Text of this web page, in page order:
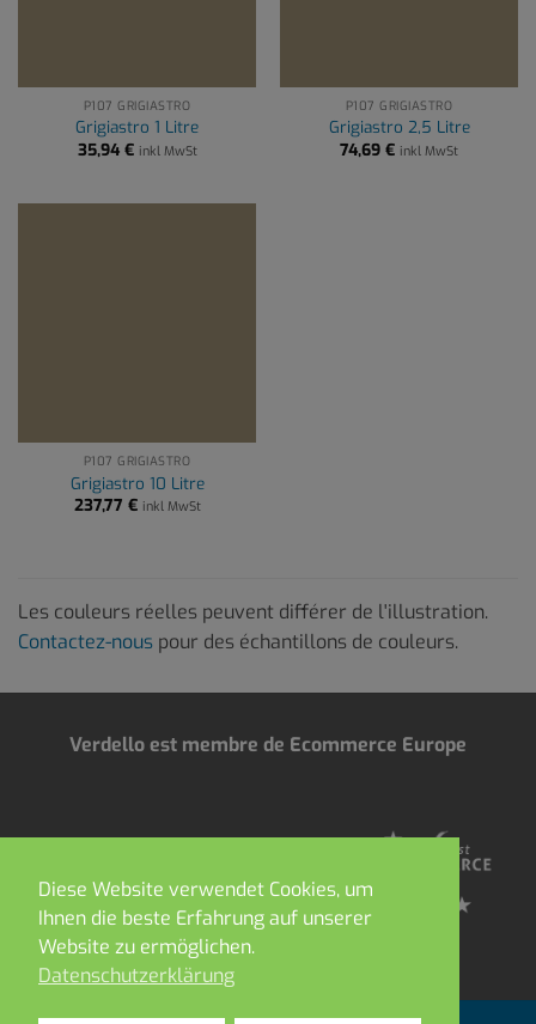
P107 GRIGIASTRO
Grigiastro 1 Litre
35,94 € inkl MwSt
P107 GRIGIASTRO
Grigiastro 2,5 Litre
74,69 € inkl MwSt
P107 GRIGIASTRO
Grigiastro 10 Litre
237,77 € inkl MwSt
Les couleurs réelles peuvent différer de l'illustration.
Contactez-nous pour des échantillons de couleurs.
Verdello est membre de Ecommerce Europe
Diese Website verwendet Cookies, um
Ihnen die beste Erfahrung auf unserer
Website zu ermöglichen.
Datenschutzerklärung